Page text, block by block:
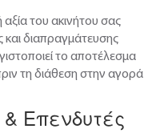
του ακινήτου σας
διαπραγμάτευσης
το αποτέλεσμα
τη διάθεση στην αγορά
Επενδυτές